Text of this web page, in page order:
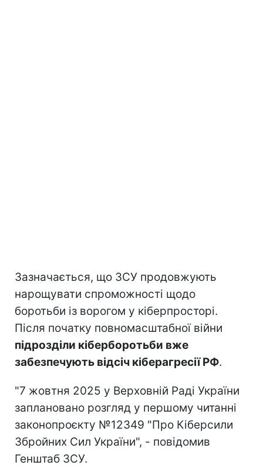
Зазначається, що ЗСУ продовжують
нарощувати спроможності щодо
боротьби із ворогом у кіберпросторі.
Після початку повномасштабної війни
підрозділи кіберборотьби вже
забезпечують відсіч кіберагресії РФ.
"7 жовтня 2025 у Верховній Раді України
заплановано розгляд у першому читанні
законопроєкту №12349 "Про Кіберсили
Збройних Сил України", - повідомив
Генштаб ЗСУ.